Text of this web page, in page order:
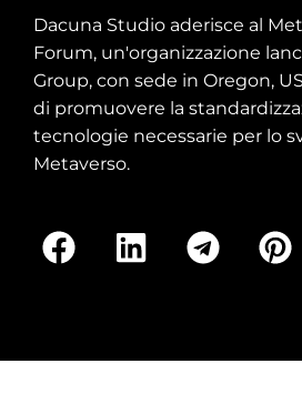
Dacuna Studio aderisce al
Forum, un'organizzazione
Group, con sede in Oregon,
di promuovere la
tecnologie necessarie per lo
Metaverso.